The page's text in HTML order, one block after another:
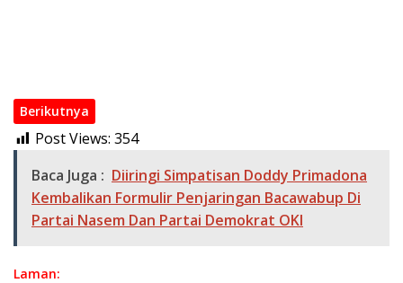
Berikutnya
Post Views: 354
Baca Juga : Diiringi Simpatisan Doddy Primadona
Kembalikan Formulir Penjaringan Bacawabup Di
Partai Nasem Dan Partai Demokrat OKI
Laman: